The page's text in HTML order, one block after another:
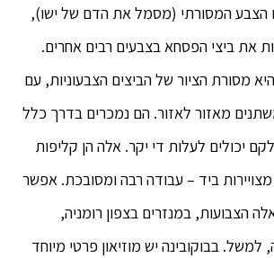
הצבע המסורתי (מסמל את הדם של ישו),
את ביצי הפסחא בצבעים רבים אחרים.
מסורת הציור של הביצים הצבעוניות, עם
מאזור לאזור. הם נמכרים בדרך כלל
יכולים לעלות די יקר. אלה הן קליפות
ביד – עבודה רבה ומסובכת. אפשר
הצבועות, במנזרים בצפון רומניה,
למשל. בבוקובינה יש מוזיאון פרטי מיוחד